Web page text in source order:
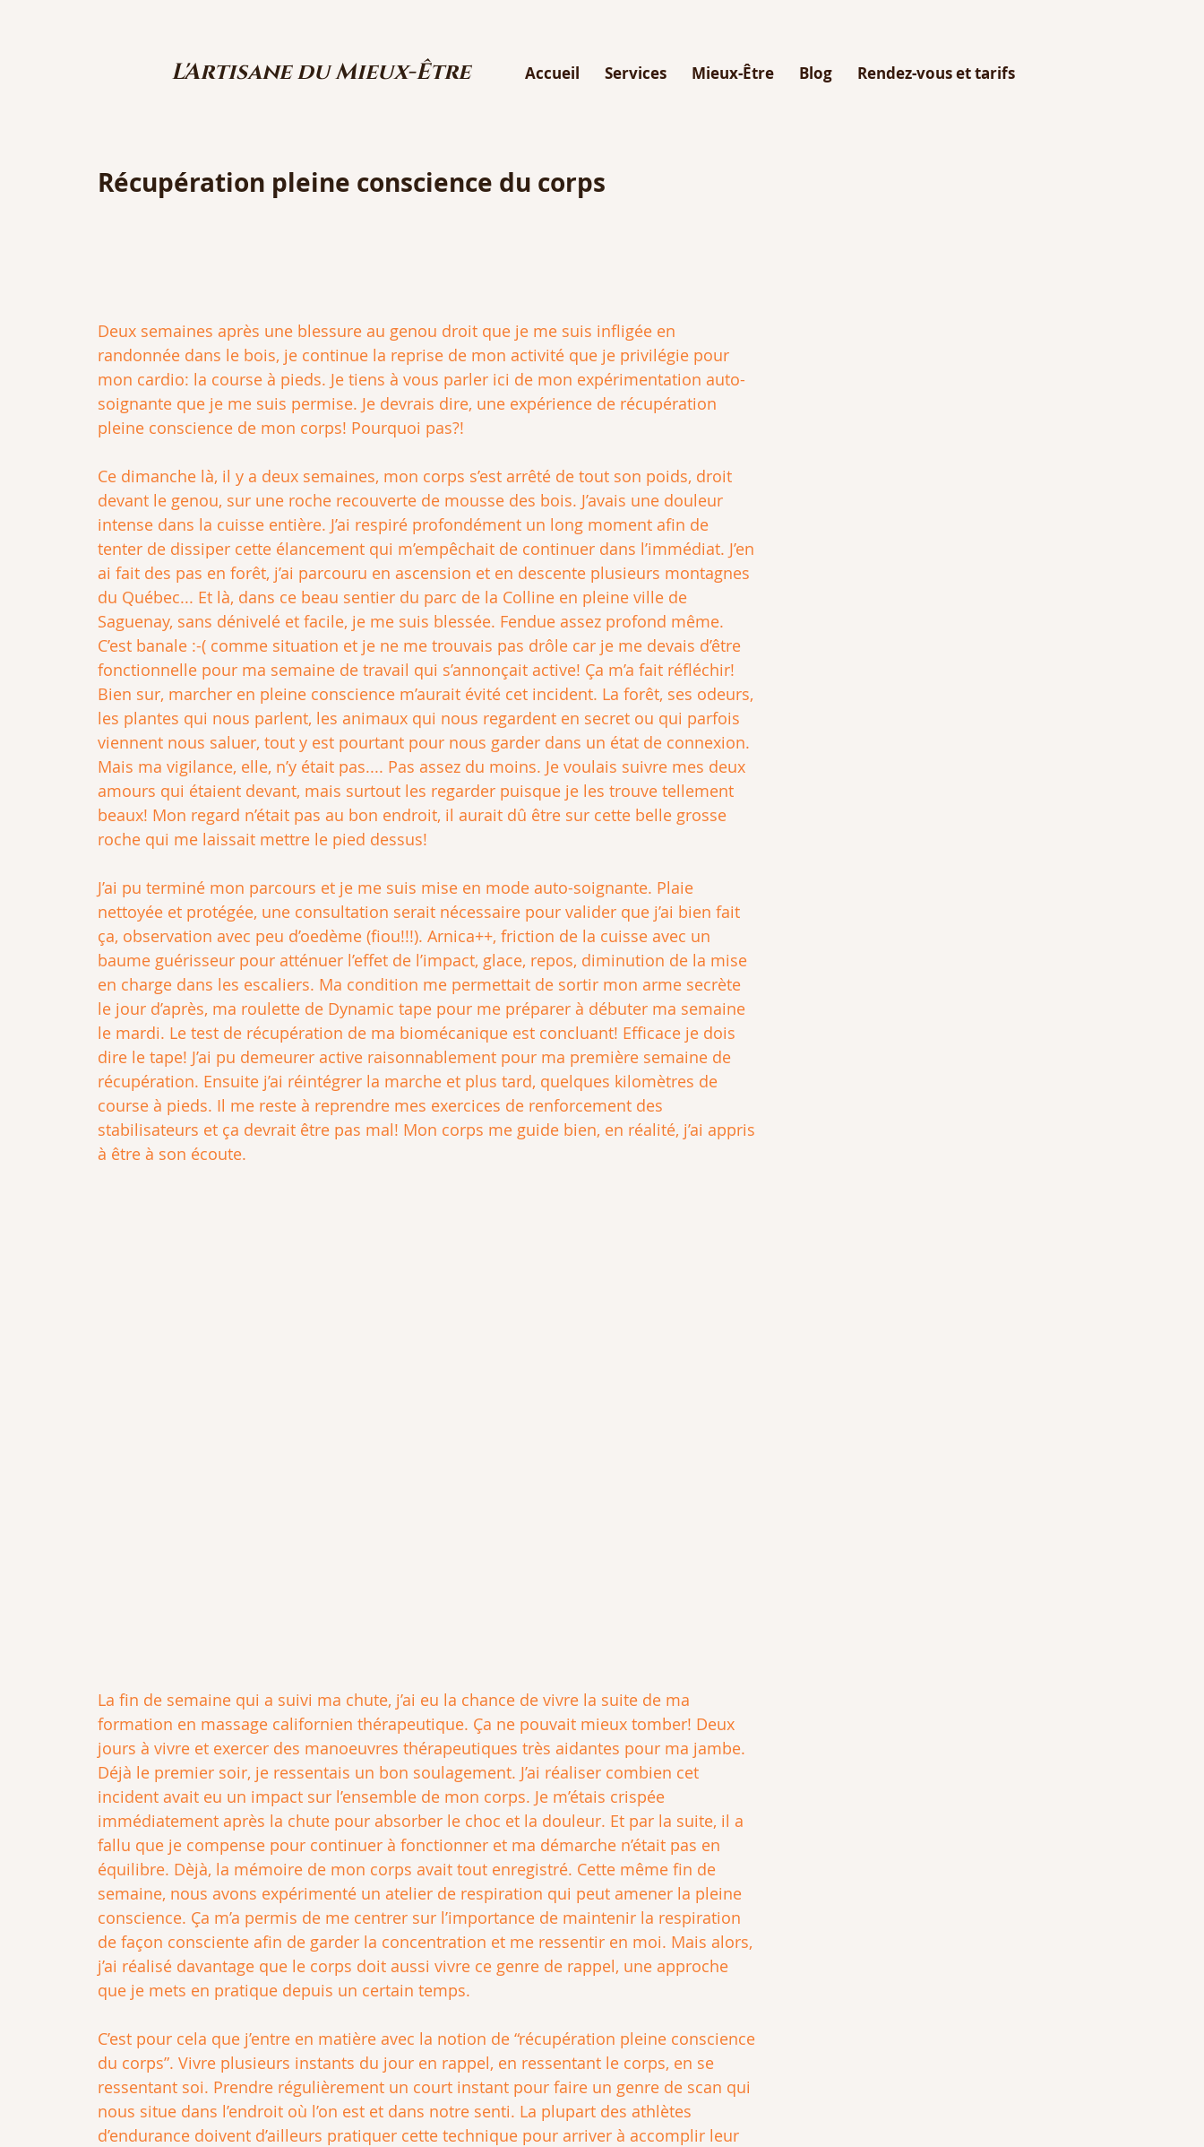
L'Artisane du Mieux-Être Accueil Services Mieux-Être Blog Rendez-vous et tarifs
Récupération pleine conscience du corps
Deux semaines après une blessure au genou droit que je me suis infligée en
randonnée dans le bois, je continue la reprise de mon activité que je privilégie pour
mon cardio: la course à pieds. Je tiens à vous parler ici de mon expérimentation auto-
soignante que je me suis permise. Je devrais dire, une expérience de récupération
pleine conscience de mon corps! Pourquoi pas?!
Ce dimanche là, il y a deux semaines, mon corps s’est arrêté de tout son poids, droit
devant le genou, sur une roche recouverte de mousse des bois. J’avais une douleur
intense dans la cuisse entière. J’ai respiré profondément un long moment afin de
tenter de dissiper cette élancement qui m’empêchait de continuer dans l’immédiat. J’en
ai fait des pas en forêt, j’ai parcouru en ascension et en descente plusieurs montagnes
du Québec... Et là, dans ce beau sentier du parc de la Colline en pleine ville de
Saguenay, sans dénivelé et facile, je me suis blessée. Fendue assez profond même.
C’est banale :-( comme situation et je ne me trouvais pas drôle car je me devais d’être
fonctionnelle pour ma semaine de travail qui s’annonçait active! Ça m’a fait réfléchir!
Bien sur, marcher en pleine conscience m’aurait évité cet incident. La forêt, ses odeurs,
les plantes qui nous parlent, les animaux qui nous regardent en secret ou qui parfois
viennent nous saluer, tout y est pourtant pour nous garder dans un état de connexion.
Mais ma vigilance, elle, n’y était pas.... Pas assez du moins. Je voulais suivre mes deux
amours qui étaient devant, mais surtout les regarder puisque je les trouve tellement
beaux! Mon regard n’était pas au bon endroit, il aurait dû être sur cette belle grosse
roche qui me laissait mettre le pied dessus!
J’ai pu terminé mon parcours et je me suis mise en mode auto-soignante. Plaie
nettoyée et protégée, une consultation serait nécessaire pour valider que j’ai bien fait
ça, observation avec peu d’oedème (fiou!!!). Arnica++, friction de la cuisse avec un
baume guérisseur pour atténuer l’effet de l’impact, glace, repos, diminution de la mise
en charge dans les escaliers. Ma condition me permettait de sortir mon arme secrète
le jour d’après, ma roulette de Dynamic tape pour me préparer à débuter ma semaine
le mardi. Le test de récupération de ma biomécanique est concluant! Efficace je dois
dire le tape! J’ai pu demeurer active raisonnablement pour ma première semaine de
récupération. Ensuite j’ai réintégrer la marche et plus tard, quelques kilomètres de
course à pieds. Il me reste à reprendre mes exercices de renforcement des
stabilisateurs et ça devrait être pas mal! Mon corps me guide bien, en réalité, j’ai appris
à être à son écoute.
La fin de semaine qui a suivi ma chute, j’ai eu la chance de vivre la suite de ma
formation en massage californien thérapeutique. Ça ne pouvait mieux tomber! Deux
jours à vivre et exercer des manoeuvres thérapeutiques très aidantes pour ma jambe.
Déjà le premier soir, je ressentais un bon soulagement. J’ai réaliser combien cet
incident avait eu un impact sur l’ensemble de mon corps. Je m’étais crispée
immédiatement après la chute pour absorber le choc et la douleur. Et par la suite, il a
fallu que je compense pour continuer à fonctionner et ma démarche n’était pas en
équilibre. Dèjà, la mémoire de mon corps avait tout enregistré. Cette même fin de
semaine, nous avons expérimenté un atelier de respiration qui peut amener la pleine
conscience. Ça m’a permis de me centrer sur l’importance de maintenir la respiration
de façon consciente afin de garder la concentration et me ressentir en moi. Mais alors,
j’ai réalisé davantage que le corps doit aussi vivre ce genre de rappel, une approche
que je mets en pratique depuis un certain temps.
C’est pour cela que j’entre en matière avec la notion de “récupération pleine conscience
du corps”. Vivre plusieurs instants du jour en rappel, en ressentant le corps, en se
ressentant soi. Prendre régulièrement un court instant pour faire un genre de scan qui
nous situe dans l’endroit où l’on est et dans notre senti. La plupart des athlètes
d’endurance doivent d’ailleurs pratiquer cette technique pour arriver à accomplir leur